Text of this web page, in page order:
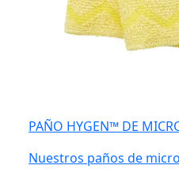
PAÑO HYGEN™ DE
Nuestros paños de